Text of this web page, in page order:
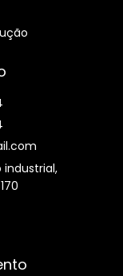
industrial,